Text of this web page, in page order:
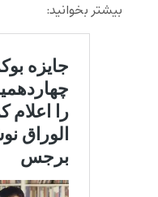
بیشتر بخوانید: